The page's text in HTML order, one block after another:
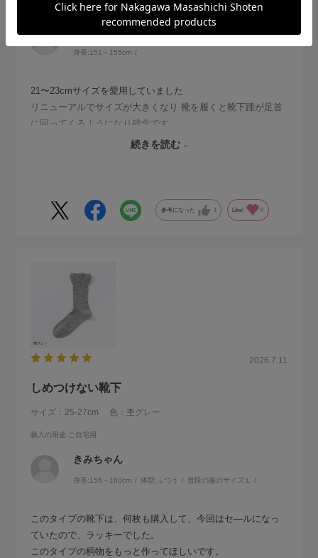
サイズ：21-23cm 色：杢グレー
身長:151～155cm
21〜23cmサイズを愛用していました
リニューアルでサイズが大きくなり 靴を履くと靴下踵が足首
に回ってくるようになり残念です
昔のサイズの在庫があったので今後のために購入しました
続きを読む
参考になった Like! 0
2026.7.11
しめつけない靴下
サイズ：25-27cm 色：杢グレー
購入の用途:ご自宅用
きみちゃん
身長:156～160cm 体型:ふつう 普段の服のサイズ:L
このタイプの靴下は、何枚も購入して、今回はセ―ルになっ
ていたので、ラッキーでした。
このタイプの柄物をもっと作ってほしいです。